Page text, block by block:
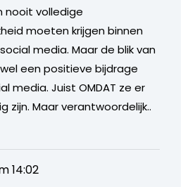
nooit volledige
moeten krijgen binnen
media. Maar de blik van
wel een positieve bijdrage
media. Juist OMDAT ze er
zijn. Maar verantwoordelijk..
14:02